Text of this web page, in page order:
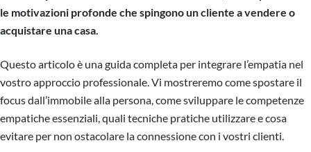
le motivazioni profonde che spingono un cliente a vendere o
acquistare una casa.
Questo articolo è una guida completa per integrare l’empatia nel
vostro approccio professionale. Vi mostreremo come spostare il
focus dall’immobile alla persona, come sviluppare le competenze
empatiche essenziali, quali tecniche pratiche utilizzare e cosa
evitare per non ostacolare la connessione con i vostri clienti.